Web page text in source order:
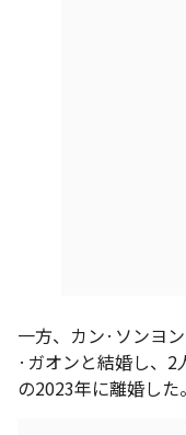
一方、カン·ソンヨ
·ガオンと結婚し、
の2023年に離婚した。